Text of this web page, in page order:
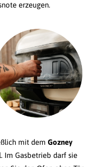
erzeugen.
mit dem Gozney
Im Gasbetrieb darf sie